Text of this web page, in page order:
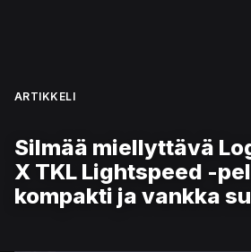
ARTIKKELI
Silmää miellyttävä
X TKL Lightspeed -
kompakti ja vankka